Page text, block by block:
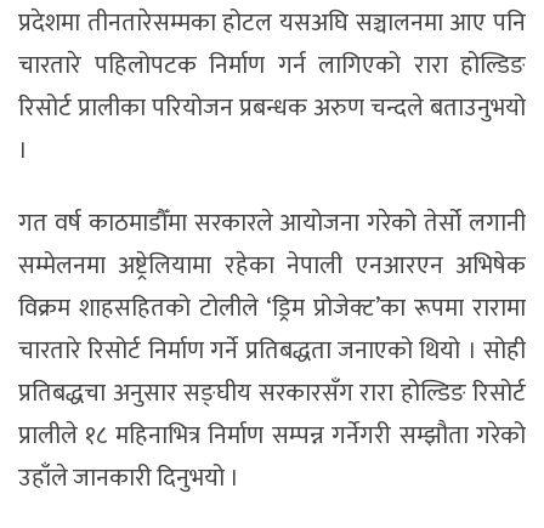
प्रदेशमा तीनतारेसम्मका होटल यसअघि सञ्चालनमा आए पनि
चारतारे पहिलोपटक निर्माण गर्न लागिएको रारा होल्डिङ
रिसोर्ट प्रालीका परियोजन प्रबन्धक अरुण चन्दले बताउनुभयो
।
गत वर्ष काठमाडौँमा सरकारले आयोजना गरेको तेर्सो लगानी
सम्मेलनमा अष्ट्रेलियामा रहेका नेपाली एनआरएन अभिषेक
विक्रम शाहसहितको टोलीले ‘ड्रिम प्रोजेक्ट’का रूपमा रारामा
चारतारे रिसोर्ट निर्माण गर्ने प्रतिबद्धता जनाएको थियो । सोही
प्रतिबद्धचा अनुसार सङ्घीय सरकारसँग रारा होल्डिङ रिसोर्ट
प्रालीले १८ महिनाभित्र निर्माण सम्पन्न गर्नेगरी सम्झौता गरेको
उहाँले जानकारी दिनुभयो ।